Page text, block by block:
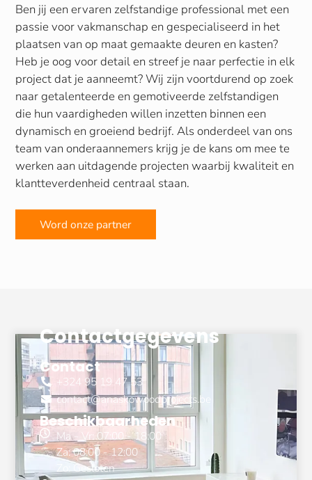
Ben jij een ervaren zelfstandige professional met een
passie voor vakmanschap en gespecialiseerd in het
plaatsen van op maat gemaakte deuren en kasten?
Heb je oog voor detail en streef je naar perfectie in elk
project dat je aanneemt? Wij zijn voortdurend op zoek
naar getalenteerde en gemotiveerde zelfstandigen
die hun vaardigheden willen inzetten binnen een
dynamisch en groeiend bedrijf. Als onderdeel van ons
team van onderaannemers krijg je de kans om mee te
werken aan uitdagende projecten waarbij kwaliteit en
klantteverdenheid centraal staan.
Word onze partner
Contactgegevens
Contact
+324 95 19 47 53
contact@anaskowoodprojects.be
Beschikbaarheden
Ma - Vr: 07:00 - 18:00
Za: 08:00 - 12:00
Zo: Gesloten